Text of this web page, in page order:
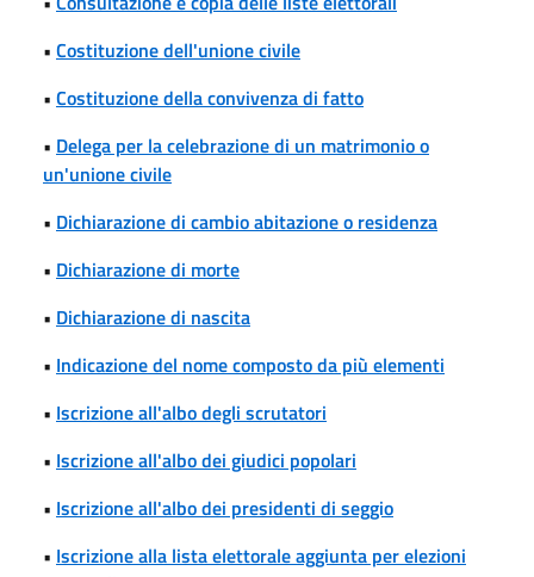
• Costituzione dell'unione civile
• Costituzione della convivenza di fatto
• Delega per la celebrazione di un matrimonio o
un'unione civile
• Dichiarazione di cambio abitazione o residenza
• Dichiarazione di morte
• Dichiarazione di nascita
• Indicazione del nome composto da più elementi
• Iscrizione all'albo degli scrutatori
• Iscrizione all'albo dei giudici popolari
• Iscrizione all'albo dei presidenti di seggio
• Iscrizione alla lista elettorale aggiunta per elezioni